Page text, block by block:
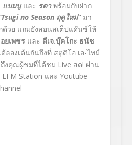
แบมบูและ รตาพร้อมกับฝาก
Tsugi no Season ฤดูใหม่”มา
ด้วย แถมยังสอนสเต็ปแด๊นซ์ให้
ยเพชรและ ดีเจ.บุ๊คโกะ ธนัช
ลองเต้นกันถึงที่ สตูดิโอ เอ-ไทม์
งคุณผู้ชมที่ได้ชม Live สด! ผ่าน
Station และ Youtube